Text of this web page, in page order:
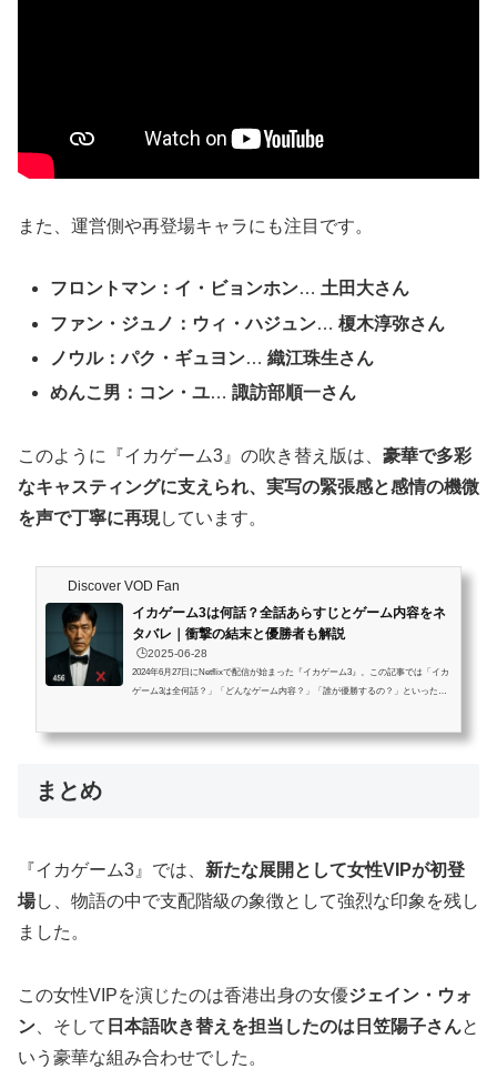
また、運営側や再登場キャラにも注目です。
フロントマン：イ・ビョンホン…土田大さん
ファン・ジュノ：ウィ・ハジュン…榎木淳弥さん
ノウル：パク・ギュヨン…織江珠生さん
めんこ男：コン・ユ…諏訪部順一さん
このように『イカゲーム3』の吹き替え版は、 豪華で多彩
なキャスティングに支えられ、実写の緊張感と感情の機微
を声で丁寧に再現しています。
Discover VOD Fan
イカゲーム3は何話？全話あらすじとゲーム内容をネ
タバレ｜衝撃の結末と優勝者も解説
🕒️2025-06-28
2024年6月27日にNetflixで配信が始まった『イカゲーム3』。この記事では「イカ
ゲーム3は全何話？」「どんなゲーム内容？」「誰が優勝するの？」といった疑
ださい。この記事を読むとわかること 『イカゲーム3』が全何話構成かと各話の
まとめ
『イカゲーム3』では、 新たな展開として女性VIPが初登
場し、物語の中で支配階級の象徴として強烈な印象を残し
ました。
この女性VIPを演じたのは香港出身の女優ジェイン・ウォ
ン 、そして 日本語吹き替えを担当したのは日笠陽子さんと
いう豪華な組み合わせでした。